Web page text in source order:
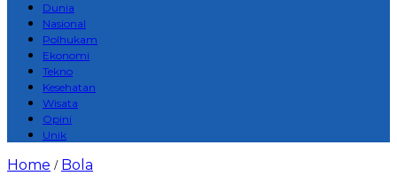
Dunia
Nasional
Polhukam
Ekonomi
Tekno
Kesehatan
Wisata
Opini
Unik
Home / Bola